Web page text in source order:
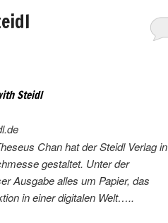
Steidl
Chan hat der Steidl Verlag in
gestaltet. Unter der
Ausgabe alles um Papier, das
in einer digitalen Welt…..